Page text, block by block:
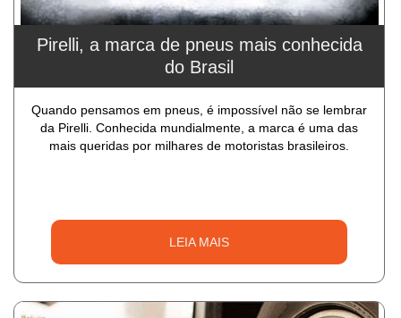
Pirelli, a marca de pneus mais conhecida
do Brasil
Quando pensamos em pneus, é impossível não se lembrar
da Pirelli. Conhecida mundialmente, a marca é uma das
mais queridas por milhares de motoristas brasileiros.
LEIA MAIS